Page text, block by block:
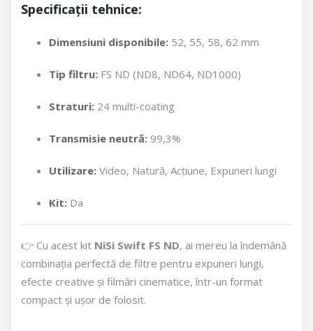
Specificații tehnice:
Dimensiuni disponibile: 52, 55, 58, 62 mm
Tip filtru: FS ND (ND8, ND64, ND1000)
Straturi: 24 multi-coating
Transmisie neutră: 99,3%
Utilizare: Video, Natură, Acțiune, Expuneri lungi
Kit: Da
👉 Cu acest kit NiSi Swift FS ND, ai mereu la îndemână
combinația perfectă de filtre pentru expuneri lungi,
efecte creative și filmări cinematice, într-un format
compact și ușor de folosit.